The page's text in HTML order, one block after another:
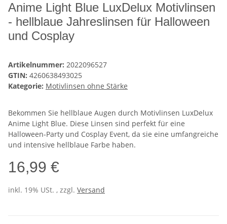
Anime Light Blue LuxDelux Motivlinsen
- hellblaue Jahreslinsen für Halloween
und Cosplay
Artikelnummer: 2022096527
GTIN: 4260638493025
Kategorie: Motivlinsen ohne Stärke
Bekommen Sie hellblaue Augen durch Motivlinsen LuxDelux
Anime Light Blue. Diese Linsen sind perfekt für eine
Halloween-Party und Cosplay Event, da sie eine umfangreiche
und intensive hellblaue Farbe haben.
16,99 €
inkl. 19% USt. , zzgl. Versand